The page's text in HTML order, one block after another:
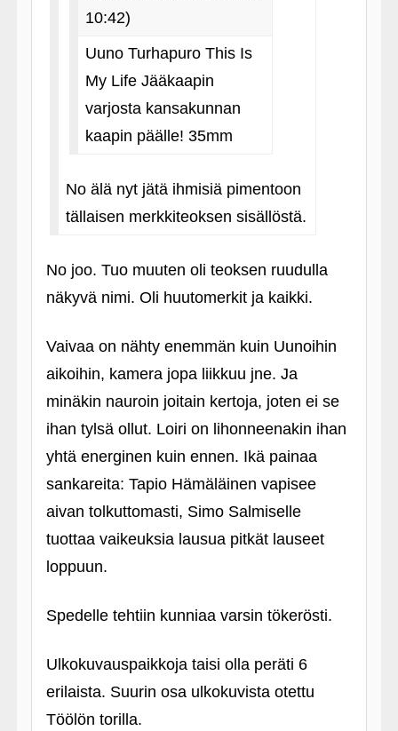
10:42)
Uuno Turhapuro This Is
My Life Jääkaapin
varjosta kansakunnan
kaapin päälle! 35mm
No älä nyt jätä ihmisiä pimentoon
tällaisen merkkiteoksen sisällöstä.
No joo. Tuo muuten oli teoksen ruudulla
näkyvä nimi. Oli huutomerkit ja kaikki.
Vaivaa on nähty enemmän kuin Uunoihin
aikoihin, kamera jopa liikkuu jne. Ja
minäkin nauroin joitain kertoja, joten ei se
ihan tylsä ollut. Loiri on lihonneenakin ihan
yhtä energinen kuin ennen. Ikä painaa
sankareita: Tapio Hämäläinen vapisee
aivan tolkuttomasti, Simo Salmiselle
tuottaa vaikeuksia lausua pitkät lauseet
loppuun.
Spedelle tehtiin kunniaa varsin tökerösti.
Ulkokuvauspaikkoja taisi olla peräti 6
erilaista. Suurin osa ulkokuvista otettu
Töölön torilla.